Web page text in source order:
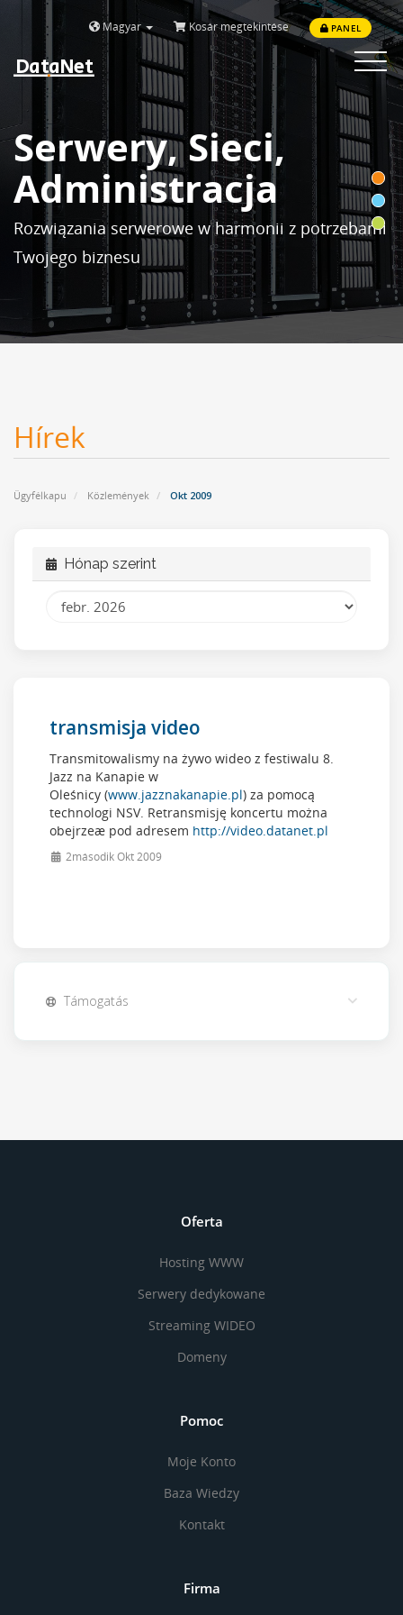
Magyar Kosár megtekintése PANEL
DataNet
Toggle
Serwery, Sieci,
Administracja
Rozwiązania serwerowe w harmonii z potrzebami
Twojego biznesu
Hírek
Ügyfélkapu Közlemények Okt 2009
Hónap szerint
transmisja video
Transmitowalismy na żywo wideo z festiwalu 8.
Jazz na Kanapie w
Oleśnicy (www.jazznakanapie.pl) za pomocą
technologi NSV. Retransmisję koncertu można
obejrzeæ pod adresem http://video.datanet.pl
2második Okt 2009
Támogatás
Oferta
Hosting WWW
Serwery dedykowane
Streaming WIDEO
Domeny
Pomoc
Moje Konto
Baza Wiedzy
Kontakt
Firma